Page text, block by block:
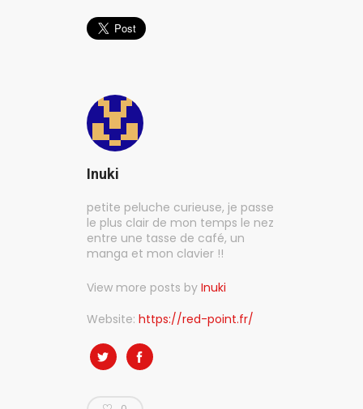
Inuki
petite peluche curieuse, je passe
le plus clair de mon temps le nez
entre une tasse de café, un
manga et mon clavier !!
View more posts by Inuki
Website: https://red-point.fr/